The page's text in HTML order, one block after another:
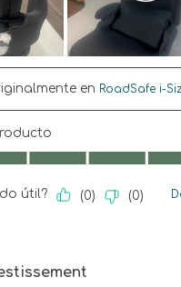
en RoadSafe i-
5.0 de 5
útil? (0) (0)